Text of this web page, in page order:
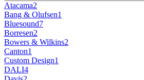
Atacama2
Bang & Olufsen1
Bluesound7
Borresen2
Bowers & Wilkins2
Canton1
Custom Design1
DALI4